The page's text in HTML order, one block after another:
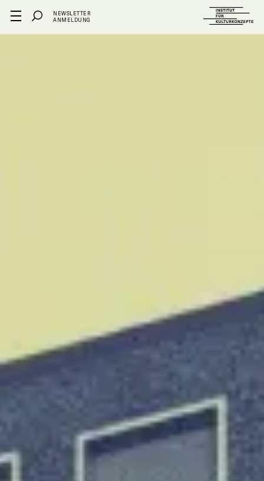
NEWSLETTER
ANMELDUNG